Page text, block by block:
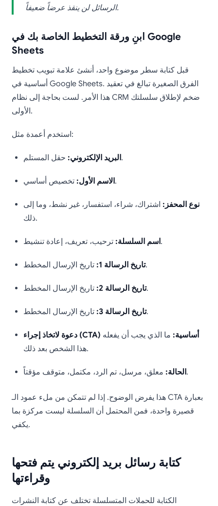
الرسائل لن ينقذ عرضاً ضعيفاً.
ابنِ ورقة التخطيط الخاصة بك في Google
Sheets
قبل كتابة سطر موضوع واحد، أنشئ علامة تبويب تخطيط
أساسية في Google Sheets. الفرق الصغيرة تبالغ في تعقيد
هذا الأمر. لست بحاجة إلى نظام CRM ضخم لإطلاق سلسلتك
الأولى.
استخدم أعمدة مثل:
البريد الإلكتروني:حقل المستلم.
الاسم الأول:تخصيص أساسي.
نوع المحفز: اشتراك، شراء، استفسار، غير نشط، وما إلى
ذلك.
اسم السلسلة:ترحيب، تعريف، إعادة تنشيط.
تاريخ الرسالة 1:تاريخ الإرسال المخطط.
تاريخ الرسالة 2:تاريخ الإرسال المخطط.
تاريخ الرسالة 3:تاريخ الإرسال المخطط.
دعوة لاتخاذ إجراء (CTA) أساسية: ما الذي يجب أن يفعله
هذا الشخص بعد ذلك.
الحالة:معلق، مرسل، تم الرد، مكتمل، متوقف مؤقتاً.
هذا يفرض الوضوح. إذا لم تتمكن من ملء عمود الـ CTA بعبارة
قصيرة واحدة، فمن المحتمل أن السلسلة ليست مركزة بما
يكفي.
كتابة رسائل بريد إلكتروني يتم فتحها
وقراءتها
الكتابة للحملات المتسلسلة تختلف عن كتابة النشرات